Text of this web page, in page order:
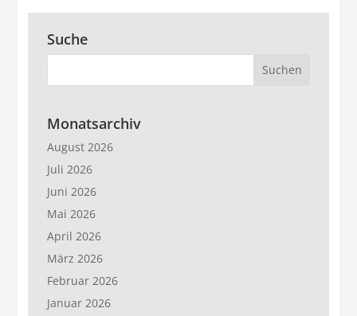
Suche
Monatsarchiv
August 2026
Juli 2026
Juni 2026
Mai 2026
April 2026
März 2026
Februar 2026
Januar 2026